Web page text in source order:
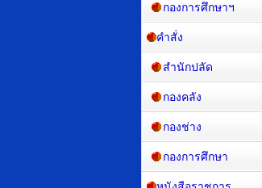
กองการศึกษาฯ
คำสั่ง
สำนักปลัด
กองคลัง
กองช่าง
กองการศึกษา